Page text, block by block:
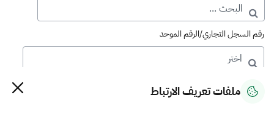
رقم السجل التجاري/الرقم الموحد
رقم الترخيصملفات تعريف الارتباط